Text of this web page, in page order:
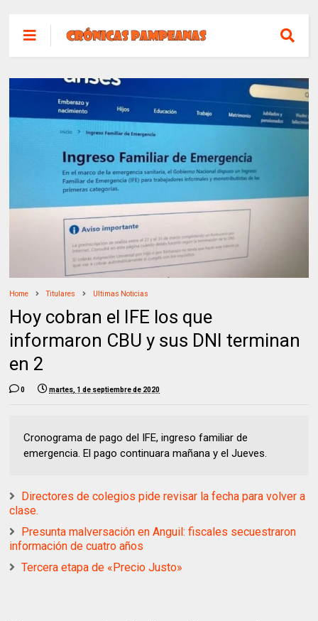
Home Titulares Ultimas Noticias
Hoy cobran el IFE los que
informaron CBU y sus DNI terminan
en 2
0 martes, 1 de septiembre de 2020
Cronograma de pago del IFE, ingreso familiar de
emergencia. El pago continuara mañana y el Jueves.
Directores de colegios pide revisar la fecha para volver a
clase.
Presunta malversación en Anguil: fiscales secuestraron
información de cuatro años
Tercera etapa de «Precio Justo»